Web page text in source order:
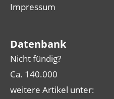
Impressum
Datenbank
Nicht fündig?
Ca. 140.000
weitere Artikel unter: